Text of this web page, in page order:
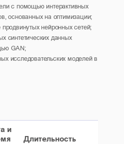
с помощью интерактивных
основанных на оптимизации;
нейронных сетей;
синтетических данных
GAN;
исследовательских моделей в
и
Длительность